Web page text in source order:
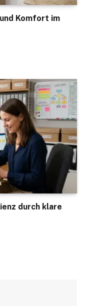
Komfort im
durch klare